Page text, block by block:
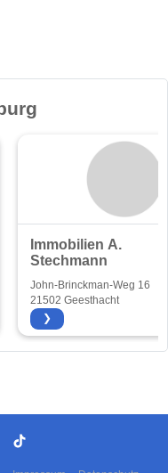
Immobilien A.
Stechmann
John-Brinckman-Weg 16
21502 Geesthacht
❯